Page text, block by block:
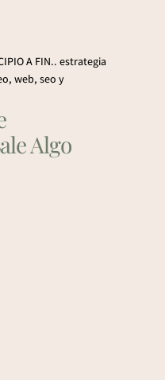
A FIN.. estrategia
web, seo y
Algo